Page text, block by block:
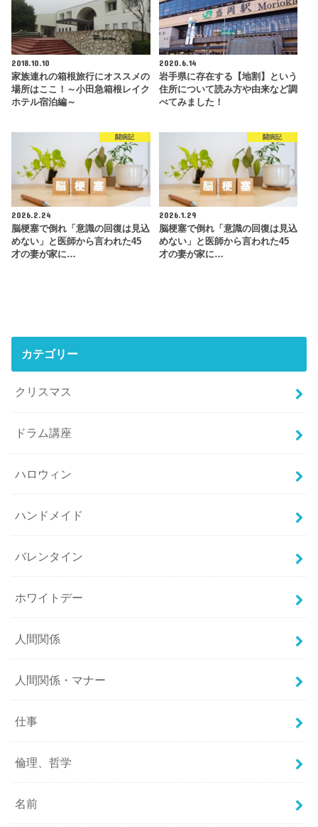
2018.10.10
家族連れの箱根旅行にオススメの
場所はここ！～小田急箱根レイク
ホテル宿泊編～
2020.6.14
岩手県に存在する【地割】という
住所について読み方や由来など調
べてみました！
闘病記
2026.2.24
脳梗塞で倒れ「意識の回復は見込
めない」と医師から言われた45
才の妻が家に…
闘病記
2026.1.29
脳梗塞で倒れ「意識の回復は見込
めない」と医師から言われた45
才の妻が家に…
カテゴリー
クリスマス
ドラム講座
ハロウィン
ハンドメイド
バレンタイン
ホワイトデー
人間関係
人間関係・マナー
仕事
倫理、哲学
名前